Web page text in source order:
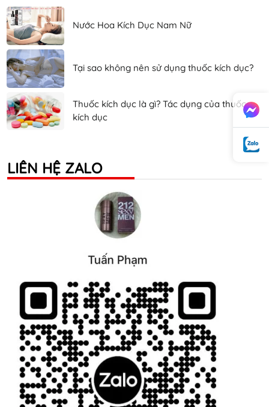
Nước Hoa Kích Dục Nam Nữ
Tại sao không nên sử dụng thuốc kích dục?
Thuốc kích dục là gì? Tác dụng của thuốc
kích dục
LIÊN HỆ ZALO